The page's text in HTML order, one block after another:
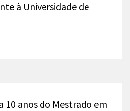
à Universidade de
10 anos do Mestrado em